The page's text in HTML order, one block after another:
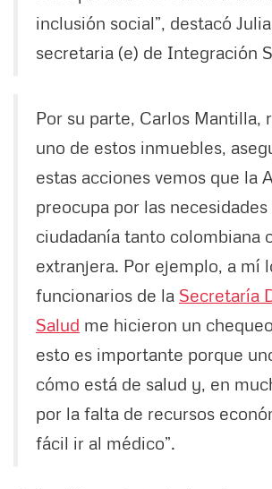
inclusión social”, destacó
secretaria (e) de Integración
Por su parte, Carlos Mantilla,
uno de estos inmuebles,
estas acciones vemos que la
preocupa por las necesidades
ciudadanía tanto colombiana
extranjera. Por ejemplo, a mí
funcionarios de la Secretaría
Salud me hicieron un
esto es importante porque
cómo está de salud y, en
por la falta de recursos
fácil ir al médico”.